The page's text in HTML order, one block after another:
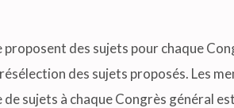
proposent des sujets pour chaque
des sujets proposés. Les
sujets à chaque Congrès général